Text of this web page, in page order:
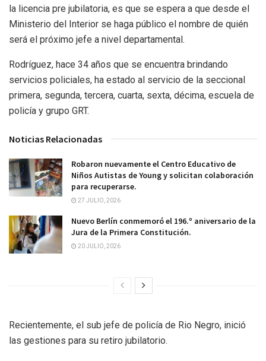
la licencia pre jubilatoria, es que se espera a que desde el
Ministerio del Interior se haga público el nombre de quién
será el próximo jefe a nivel departamental.
Rodríguez, hace 34 años que se encuentra brindando
servicios policiales, ha estado al servicio de la seccional
primera, segunda, tercera, cuarta, sexta, décima, escuela de
policía y grupo GRT.
Noticias Relacionadas
Robaron nuevamente el Centro Educativo de
Niños Autistas de Young y solicitan colaboración
para recuperarse.
27 JULIO, 2026
Nuevo Berlín conmemoró el 196.º aniversario de la
Jura de la Primera Constitución.
20 JULIO, 2026
Recientemente, el sub jefe de policía de Rio Negro, inició
las gestiones para su retiro jubilatorio.